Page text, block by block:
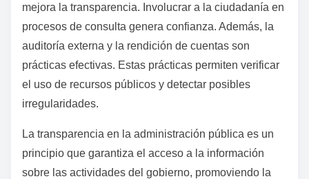
mejora la transparencia. Involucrar a la ciudadanía en
procesos de consulta genera confianza. Además, la
auditoría externa y la rendición de cuentas son
prácticas efectivas. Estas prácticas permiten verificar
el uso de recursos públicos y detectar posibles
irregularidades.
La transparencia en la administración pública es un
principio que garantiza el acceso a la información
sobre las actividades del gobierno, promoviendo la